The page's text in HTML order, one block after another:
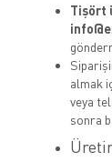
Tişört
almak
veya
sonra